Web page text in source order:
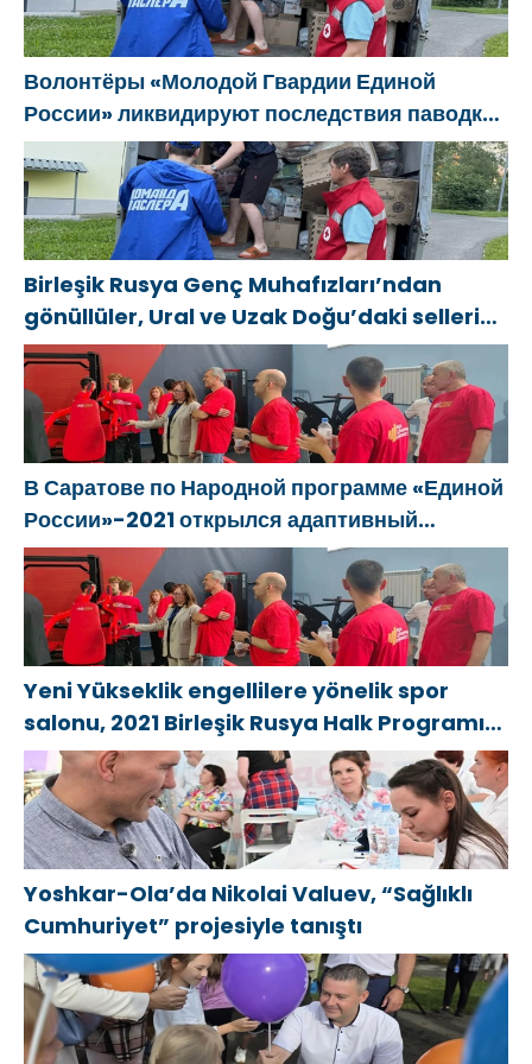
Волонтёры «Молодой Гвардии Единой
России» ликвидируют последствия паводков
на Урале и Дальнем Востоке
Birleşik Rusya Genç Muhafızları’ndan
gönüllüler, Ural ve Uzak Doğu’daki sellerin
sonuçlarını ortadan kaldırmaya yardımcı
oluyor
В Саратове по Народной программе «Единой
России»-2021 открылся адаптивный
спортзал «Новая высота»
Yeni Yükseklik engellilere yönelik spor
salonu, 2021 Birleşik Rusya Halk Programı
kapsamında Saratov’da açıldı
Yoshkar-Ola’da Nikolai Valuev, “Sağlıklı
Cumhuriyet” projesiyle tanıştı